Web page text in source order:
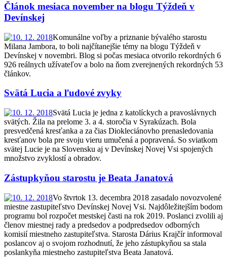
Článok mesiaca november na blogu Týždeň v
Devínskej
Komunálne voľby a priznanie bývalého starostu
Milana Jambora, to boli najčítanejšie témy na blogu Týždeň v
Devínskej v novembri. Blog si počas mesiaca otvorilo rekordných 6
926 reálnych užívateľov a bolo na ňom zverejnených rekordných 53
článkov.
Svätá Lucia a ľudové zvyky
Svätá Lucia je jedna z katolíckych a pravoslávnych
svätých. Žila na prelome 3. a 4. storočia v Syrakúzach. Bola
presvedčená kresťanka a za čias Diokleciánovho prenasledovania
kresťanov bola pre svoju vieru umučená a popravená. So sviatkom
svätej Lucie je na Slovensku aj v Devínskej Novej Vsi spojených
množstvo zvyklostí a obradov.
Zástupkyňou starostu je Beata Janatová
Vo štvrtok 13. decembra 2018 zasadalo novozvolené
miestne zastupiteľstvo Devínskej Novej Vsi. Najdôležitejším bodom
programu bol rozpočet mestskej časti na rok 2019. Poslanci zvolili aj
členov miestnej rady a predsedov a podpredsedov odborných
komisií miestneho zastupiteľstva. Starosta Dárius Krajčír informoval
poslancov aj o svojom rozhodnutí, že jeho zástupkyňou sa stala
poslankyňa miestneho zastupiteľstva Beata Janatová.